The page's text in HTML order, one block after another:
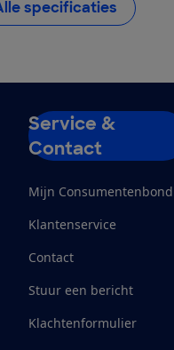
specificaties
Service &
Contact
Mijn Consumentenbond
Klantenservice
Contact
Stuur een bericht
Klachtenformulier